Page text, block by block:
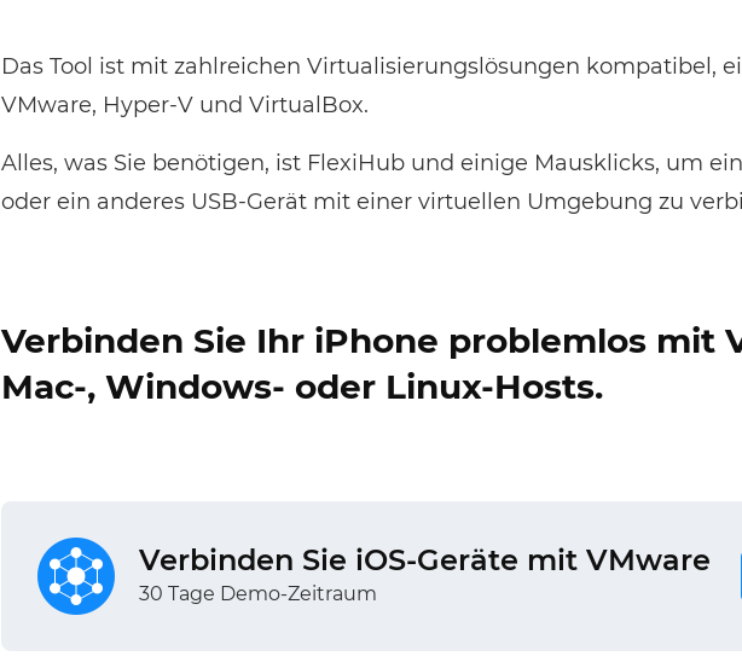
Das Tool ist mit zahlreichen Virtualisierungslösungen kompatibel,
VMware, Hyper-V und VirtualBox.
Alles, was Sie benötigen, ist FlexiHub und einige Mausklicks, um
oder ein anderes USB-Gerät mit einer virtuellen Umgebung zu
Verbinden Sie Ihr iPhone problemlos mit
Mac-, Windows- oder Linux-Hosts.
Verbinden Sie iOS-Geräte mit VMware
30 Tage Demo-Zeitraum